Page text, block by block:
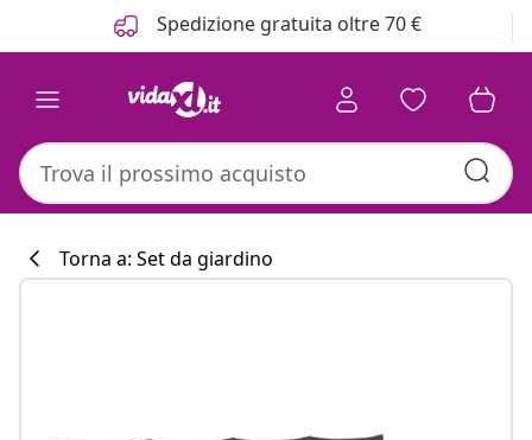
Spedizione gratuita oltre 70 €
Torna a: Set da giardino